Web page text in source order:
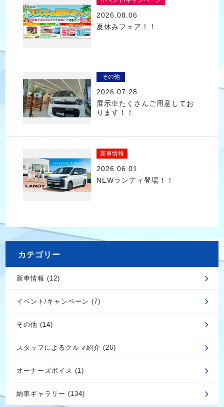
2026.08.06
夏休みフェア！！
その他
2026.07.28
展示車たくさんご用意してお
ります！！
新車情報
2026.06.01
NEWランディ登場！！
カテゴリー
新車情報 (12)
イベント/キャンペーン (7)
その他 (14)
スタッフによるクルマ紹介 (26)
オーナーズボイス (1)
納車ギャラリー (134)